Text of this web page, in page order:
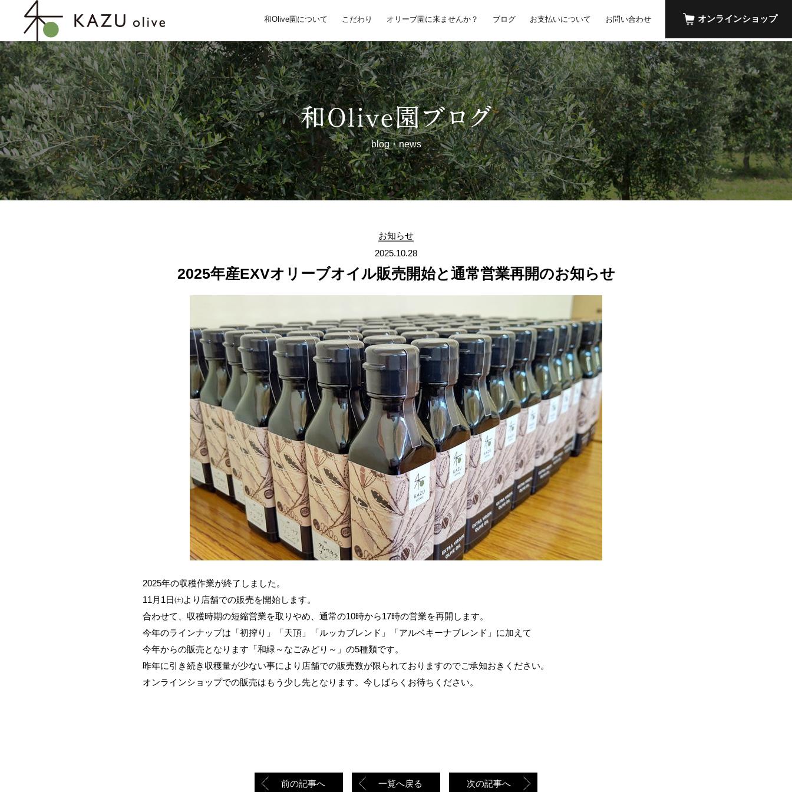
和Olive園について こだわり オリーブ園に来ませんか？ ブログ お支払いについて お問い合わせ オンラインショップ
blog・news
お知らせ
2025.10.28
2025年産EXVオリーブオイル販売開始と通常営業再開のお知らせ
2025年の収穫作業が終了しました。
11月1日㈯より店舗での販売を開始します。
合わせて、収穫時期の短縮営業を取りやめ、通常の10時から17時の営業を再開します。
今年のラインナップは「初搾り」「天頂」「ルッカブレンド」「アルベキーナブレンド」に加えて
今年からの販売となります「和緑～なごみどり～」の5種類です。
昨年に引き続き収穫量が少ない事により店舗での販売数が限られておりますのでご承知おきください。
オンラインショップでの販売はもう少し先となります。今しばらくお待ちください。
前の記事へ 一覧へ戻る 次の記事へ